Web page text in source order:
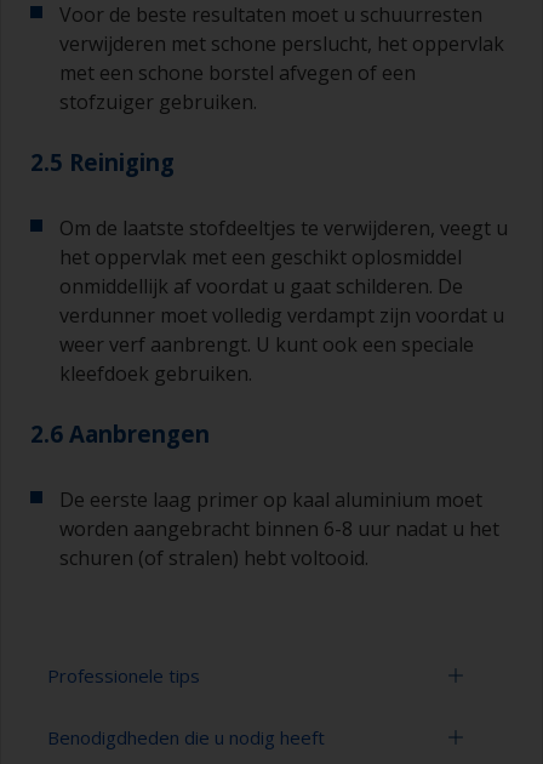
Voor de beste resultaten moet u schuurresten
verwijderen met schone perslucht, het oppervlak
met een schone borstel afvegen of een
stofzuiger gebruiken.
2.5 Reiniging
Om de laatste stofdeeltjes te verwijderen, veegt u
het oppervlak met een geschikt oplosmiddel
onmiddellijk af voordat u gaat schilderen. De
verdunner moet volledig verdampt zijn voordat u
weer verf aanbrengt. U kunt ook een speciale
kleefdoek gebruiken.
2.6 Aanbrengen
De eerste laag primer op kaal aluminium moet
worden aangebracht binnen 6-8 uur nadat u het
schuren (of stralen) hebt voltooid.
Professionele tips
Aluminium begint al te oxideren zodra het aan
Benodigdheden die u nodig heeft